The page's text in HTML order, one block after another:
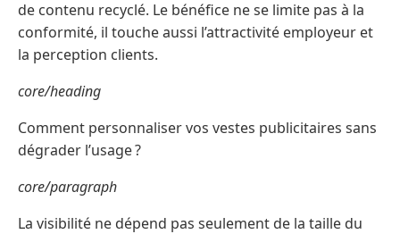
de contenu recyclé. Le bénéfice ne se limite pas à la
conformité, il touche aussi l’attractivité employeur et
la perception clients.
core/heading
Comment personnaliser vos vestes publicitaires sans
dégrader l’usage ?
core/paragraph
La visibilité ne dépend pas seulement de la taille du